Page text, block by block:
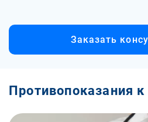
Заказать
Противопоказания